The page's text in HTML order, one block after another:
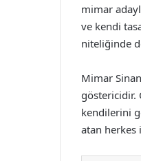
mimar
ve kendi
niteliğinde
Mimar
göstericidir.
kendilerini
atan herkes